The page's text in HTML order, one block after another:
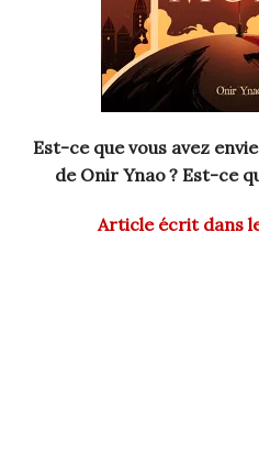
Est-ce que vous avez
de Onir Ynao ? Est-ce
Article écrit dans